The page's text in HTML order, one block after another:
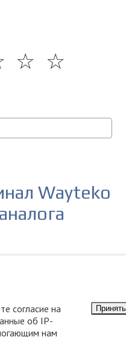
☆
☆
Wayteko
суперскидку
согласие на
об IP-
нам
Принять